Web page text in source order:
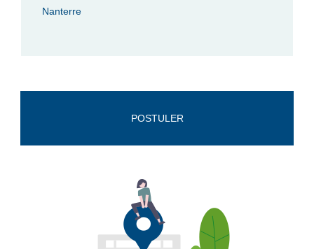
Nanterre
POSTULER